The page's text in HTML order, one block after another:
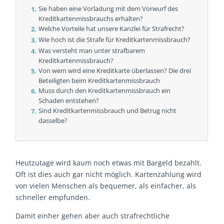
Sie haben eine Vorladung mit dem Vorwurf des
Kreditkartenmissbrauchs erhalten?
Welche Vorteile hat unsere Kanzlei für Strafrecht?
Wie hoch ist die Strafe für Kreditkartenmissbrauch?
Was versteht man unter strafbarem
Kreditkartenmissbrauch?
Von wem wird eine Kreditkarte überlassen? Die drei
Beteiligten beim Kreditkartenmissbrauch
Muss durch den Kreditkartenmissbrauch ein
Schaden entstehen?
Sind Kreditkartenmissbrauch und Betrug nicht
dasselbe?
Heutzutage wird kaum noch etwas mit Bargeld bezahlt.
Oft ist dies auch gar nicht möglich. Kartenzahlung wird
von vielen Menschen als bequemer, als einfacher, als
schneller empfunden.
Damit einher gehen aber auch strafrechtliche